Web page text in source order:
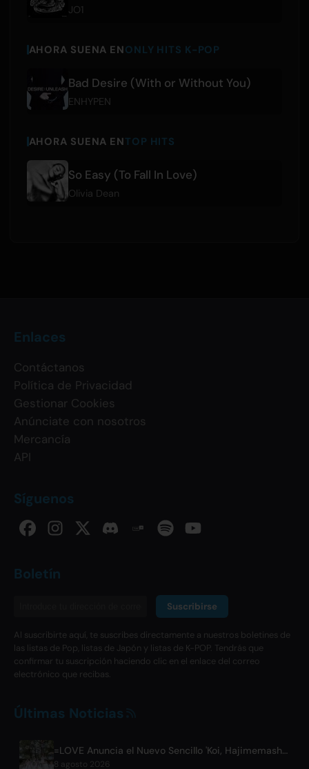
JO1
AHORA SUENA ENONLY HITS K-POP
Bad Desire (With or Without You)
ENHYPEN
AHORA SUENA ENTOP HITS
So Easy (To Fall In Love)
Olivia Dean
Enlaces
Contáctanos
Política de Privacidad
Gestionar Cookies
Anúnciate con nosotros
Mercancía
API
Síguenos
Boletín
Suscribirse
Al suscribirte aquí, te suscribes directamente a nuestros boletines de
las listas de Pop, listas de Japón y listas de K-POP. Tendrás que
confirmar tu suscripción haciendo clic en el enlace del correo
electrónico que recibas.
Últimas Noticias
=LOVE Anuncia el Nuevo Sencillo 'Koi, Hajimemashita.' y Conciertos en el Tokyo Dome
8 agosto 2026